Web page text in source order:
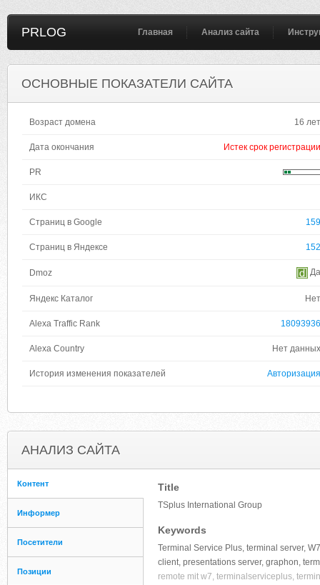
PRLOG Главная Анализ сайта
ОСНОВНЫЕ ПОКАЗАТЕЛИ САЙТА
Возраст домена 16 лет
Дата окончания Истек срок регистрации
PR
ИКС
Страниц в Google 159
Страниц в Яндексе 152
Dmoz Да
Яндекс Каталог Нет
Alexa Traffic Rank 18093936
Alexa Country Нет данных
История изменения показателей Авторизация
АНАЛИЗ САЙТА
Контент
Информер
Посетители
Позиции
Title
TSplus International Group
Keywords
Terminal Service Plus, terminal server,
client, presentations server, graphon,
remote mit w7, terminalserviceplus,